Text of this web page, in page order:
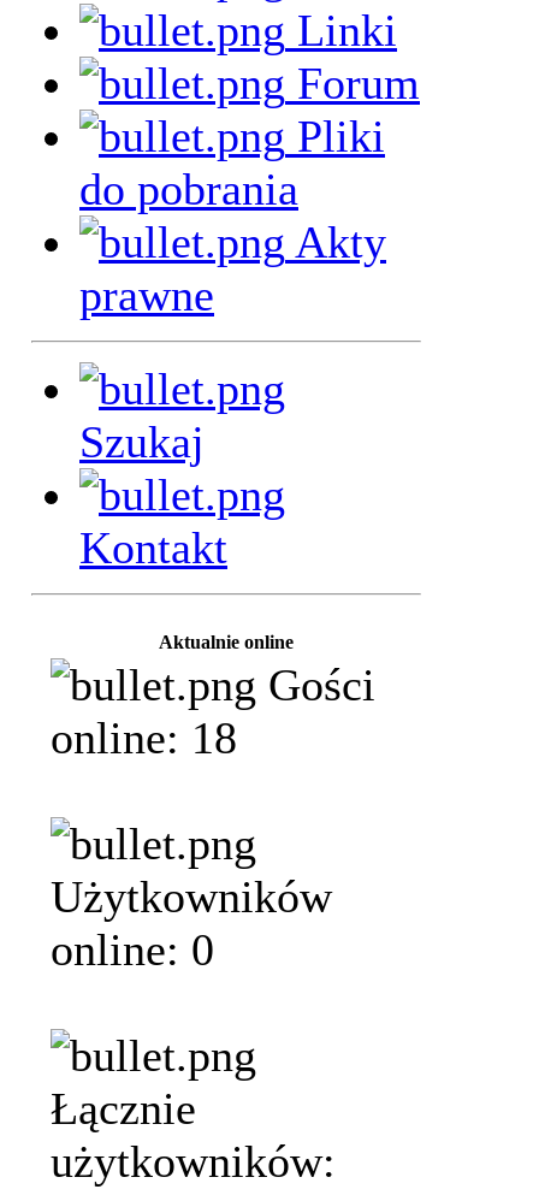
Linki
Forum
Pliki
do pobrania
Akty
prawne
Szukaj
Kontakt
Aktualnie online
Gości
online: 18
Użytkowników
online: 0
Łącznie
użytkowników: